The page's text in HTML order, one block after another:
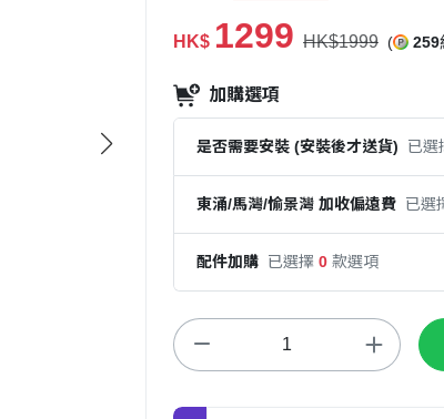
HK$ 1299 HK$1999 ( 259
加購選項
是否需要安裝 (安裝後才送貨) 已選
東涌/馬灣/愉景灣 加收偏遠費 已選
配件加購 已選擇 0 款選項